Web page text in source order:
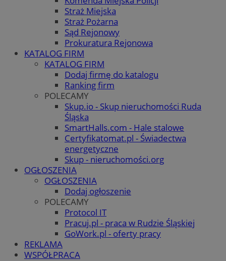
Straż Miejska
Straż Pożarna
Sąd Rejonowy
Prokuratura Rejonowa
KATALOG FIRM
KATALOG FIRM
Dodaj firmę do katalogu
Ranking firm
POLECAMY
Skup.io - Skup nieruchomości Ruda
Śląska
SmartHalls.com - Hale stalowe
Certyfikatomat.pl - Świadectwa
energetyczne
Skup - nieruchomości.org
OGŁOSZENIA
OGŁOSZENIA
Dodaj ogłoszenie
POLECAMY
Protocol IT
Pracuj.pl - praca w Rudzie Śląskiej
GoWork.pl - oferty pracy
REKLAMA
WSPÓŁPRACA